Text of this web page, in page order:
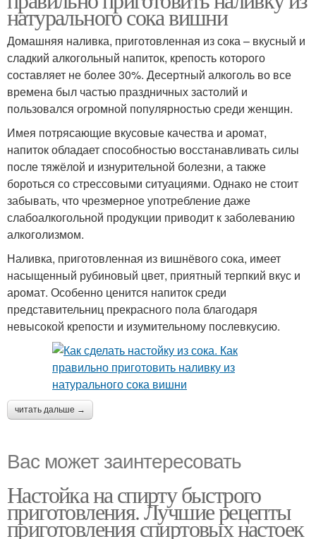
натурального сока вишни
Домашняя наливка, приготовленная из сока – вкусный и
сладкий алкогольный напиток, крепость которого
составляет не более 30%. Десертный алкоголь во все
времена был частью праздничных застолий и
пользовался огромной популярностью среди женщин.
Имея потрясающие вкусовые качества и аромат,
напиток обладает способностью восстанавливать силы
после тяжёлой и изнурительной болезни, а также
бороться со стрессовыми ситуациями. Однако не стоит
забывать, что чрезмерное употребление даже
слабоалкогольной продукции приводит к заболеванию
алкоголизмом.
Наливка, приготовленная из вишнёвого сока, имеет
насыщенный рубиновый цвет, приятный терпкий вкус и
аромат. Особенно ценится напиток среди
представительниц прекрасного пола благодаря
невысокой крепости и изумительному послевкусию.
читать дальше →
Вас может заинтересовать
Настойка на спирту быстрого
приготовления. Лучшие рецепты
приготовления спиртовых настоек